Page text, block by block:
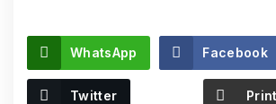
WhatsApp Facebook
Twitter Print